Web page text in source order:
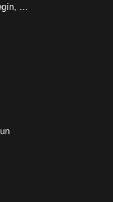
...